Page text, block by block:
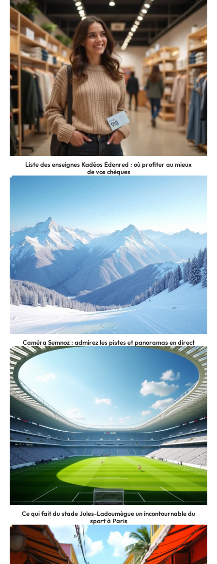
Liste des enseignes Kadéos Edenred : où profiter au mieux
de vos chèques
Caméra Semnoz : admirez les pistes et panoramas en direct
Ce qui fait du stade Jules-Ladoumègue un incontournable du
sport à Paris